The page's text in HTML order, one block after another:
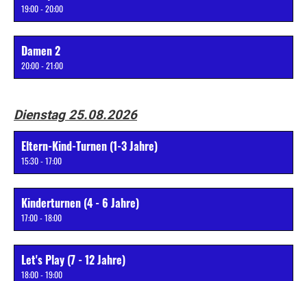
19:00 - 20:00
Damen 2
20:00 - 21:00
Dienstag 25.08.2026
Eltern-Kind-Turnen (1-3 Jahre)
15:30 - 17:00
Kinderturnen (4 - 6 Jahre)
17:00 - 18:00
Let's Play (7 - 12 Jahre)
18:00 - 19:00